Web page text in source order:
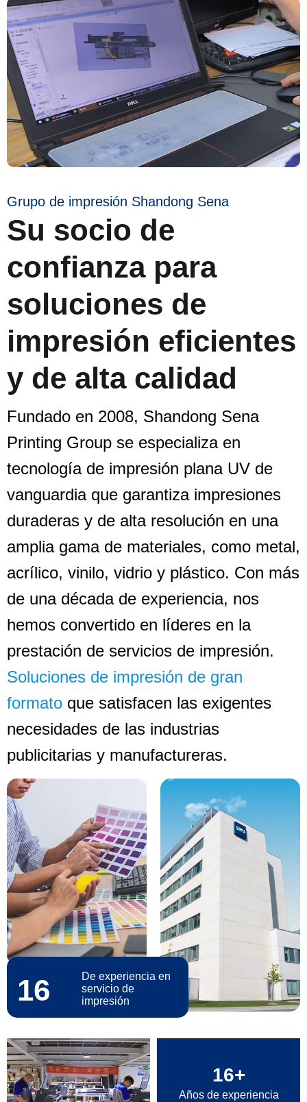
Grupo de impresión Shandong Sena
Su socio de
confianza para
soluciones de
impresión eficientes
y de alta calidad
Fundado en 2008, Shandong Sena
Printing Group se especializa en
tecnología de impresión plana UV de
vanguardia que garantiza impresiones
duraderas y de alta resolución en una
amplia gama de materiales, como metal,
acrílico, vinilo, vidrio y plástico. Con más
de una década de experiencia, nos
hemos convertido en líderes en la
prestación de servicios de impresión.
Soluciones de impresión de gran
formato que satisfacen las exigentes
necesidades de las industrias
publicitarias y manufactureras.
16
De experiencia en
servicio de
impresión
16+
Años de experiencia